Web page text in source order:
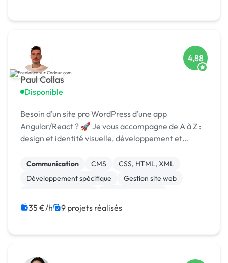
Paul Collas
Disponible
4,88
Besoin d’un site pro WordPress d’une app
Angular/React ? 🚀 Je vous accompagne de A à Z :
design et identité visuelle, développement et
Communication CMS
CSS, HTML, XML
Développement spécifique
Gestion site web
Migration ou refonte de site
35 €/h 9 projets réalisés